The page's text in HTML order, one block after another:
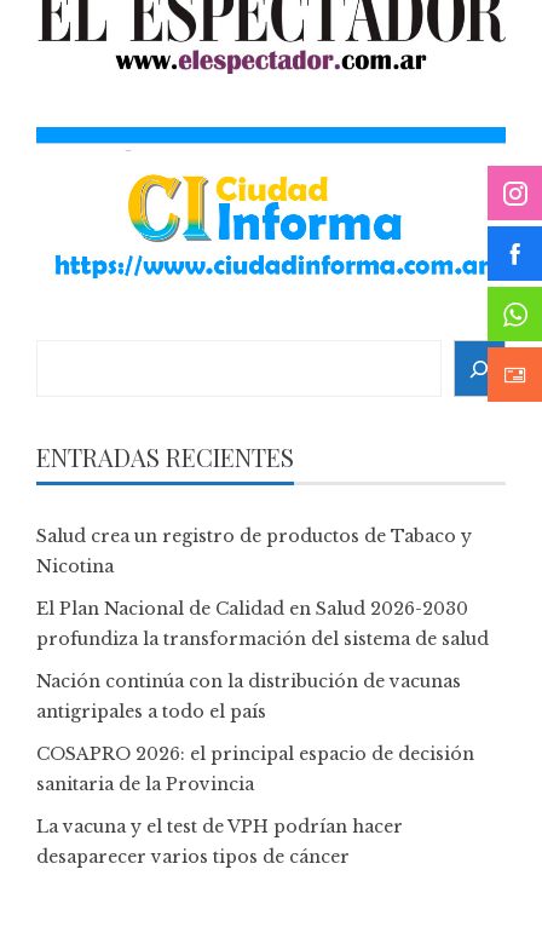
ENTRADAS RECIENTES
Salud crea un registro de productos de Tabaco y
Nicotina
El Plan Nacional de Calidad en Salud 2026-2030
profundiza la transformación del sistema de salud
Nación continúa con la distribución de vacunas
antigripales a todo el país
COSAPRO 2026: el principal espacio de decisión
sanitaria de la Provincia
La vacuna y el test de VPH podrían hacer
desaparecer varios tipos de cáncer